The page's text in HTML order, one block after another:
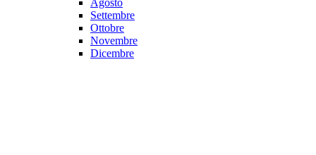
Agosto
Settembre
Ottobre
Novembre
Dicembre